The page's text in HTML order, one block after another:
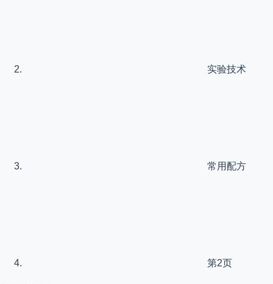
实验技术
常用配方
第2页